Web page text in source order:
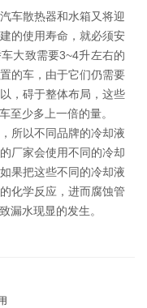
车散热器和水箱又将迎
的使用寿命，就必须安
大致需要3~4升左右的
的车，由于它们仍需要
，碍于整体布局，这些
至少多上一倍的量。
所以不同品牌的冷却液
厂家会使用不同的冷却
果把这些不同的冷却液
化学反应，进而腐蚀管
漏水现显的发生。